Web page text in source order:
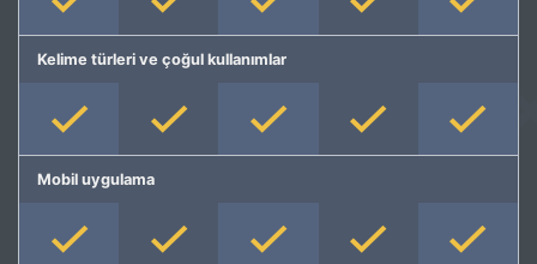
Kelime türleri ve çoğul kullanımlar
Mobil uygulama